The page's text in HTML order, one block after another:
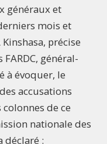
généraux et
mois et
précise
général-
à évoquer, le
accusations
de ce
nationale des
déclaré :